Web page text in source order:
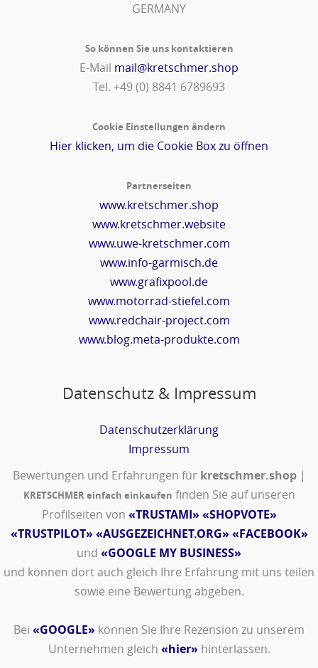
GERMANY
So können Sie uns kontaktieren
E-Mail mail@kretschmer.shop
Tel. +49 (0) 8841 6789693‬
Cookie Einstellungen ändern
Hier klicken, um die Cookie Box zu öffnen
Partnerseiten
www.kretschmer.shop
www.kretschmer.website
www.uwe-kretschmer.com
www.info-garmisch.de
www.grafixpool.de
www.motorrad-stiefel.com
www.redchair-project.com
www.blog.meta-produkte.com
Datenschutz & Impressum
Datenschutzerklärung
Impressum
Bewertungen und Erfahrungen für kretschmer.shop|
KRETSCHMER einfach einkaufen finden Sie auf unseren
Profilseiten von «TRUSTAMI» «SHOPVOTE»
«TRUSTPILOT» «AUSGEZEICHNET.ORG» «FACEBOOK»
und «GOOGLE MY BUSINESS»
und können dort auch gleich Ihre Erfahrung mit uns teilen
sowie eine Bewertung abgeben.
Bei «GOOGLE» können Sie Ihre Rezension zu unserem
Unternehmen gleich «hier» hinterlassen.